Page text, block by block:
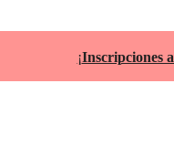
¡Inscripciones